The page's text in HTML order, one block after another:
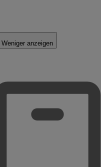
Weniger anzeigen